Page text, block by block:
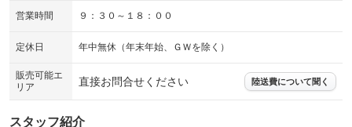
営業時間 ９：３０～１８：００
定休日 年中無休（年末年始、ＧＷを除く）
販売可能エ
リア
直接お問合せください 陸送費について聞く
スタッフ紹介